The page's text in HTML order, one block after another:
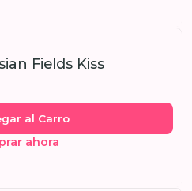
Fields Kiss
al Carro
ahora